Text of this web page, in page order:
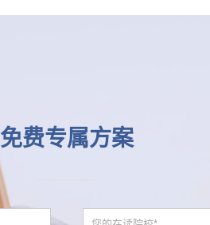
免费专属方案